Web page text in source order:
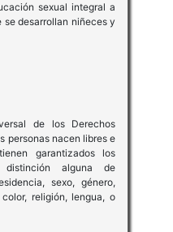
sexual integral a
se desarrollan niñeces y
de los Derechos
personas nacen libres e
garantizados los
distinción alguna de
sexo, género,
religión, lengua, o